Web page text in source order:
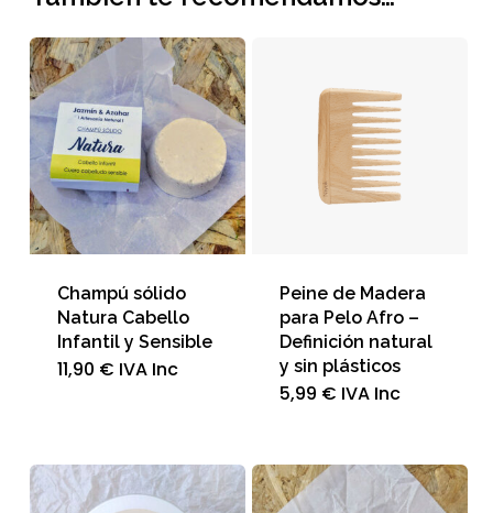
Champú sólido
Natura Cabello
Infantil y Sensible
11,90 € IVA Inc
Peine de Madera
para Pelo Afro –
Definición natural
y sin plásticos
5,99 € IVA Inc